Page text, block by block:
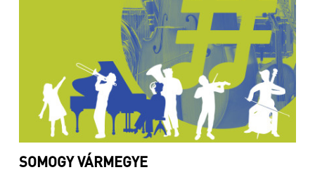
SOMOGY VÁRMEGYE